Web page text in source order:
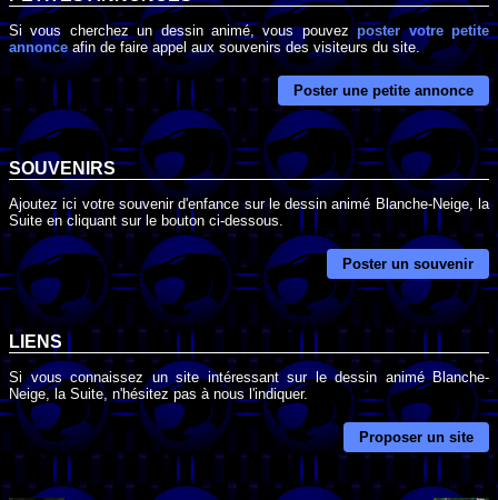
Si vous cherchez un dessin animé, vous pouvezposter votre petite
annonceafin de faire appel aux souvenirs des visiteurs du site.
Poster une petite annonce
SOUVENIRS
Ajoutez ici votre souvenir d'enfance sur le dessin animé Blanche-Neige, la
Suite en cliquant sur le bouton ci-dessous.
Poster un souvenir
LIENS
Si vous connaissez un site intéressant sur le dessin animé Blanche-
Neige, la Suite, n'hésitez pas à nous l'indiquer.
Proposer un site